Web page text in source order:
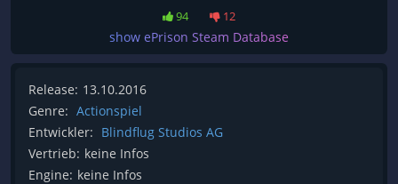
94 12
show ePrison Steam Database
Release: 13.10.2016
Genre: Actionspiel
Entwickler: Blindflug Studios AG
Vertrieb: keine Infos
Engine: keine Infos